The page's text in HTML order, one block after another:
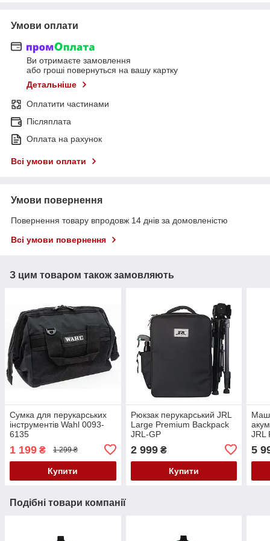
Умови оплати
Ви отримаєте замовлення
або гроші повернуться на вашу картку
Детальніше
Оплатити частинами
Післяплата
Оплата на рахунок
Всі умови оплати
Умови повернення
Повернення товару впродовж 14 днів за домовленістю
Всі умови повернення
З цим товаром також замовляють
Сумка для перукарських
інструментів Wahl 0093-
6135
1 199 ₴ 1 299 ₴
Купити
Рюкзак перукарський JRL
Large Premium Backpack
JRL-GP
2 999₴
Купити
JRL
5
Подібні товари компанії